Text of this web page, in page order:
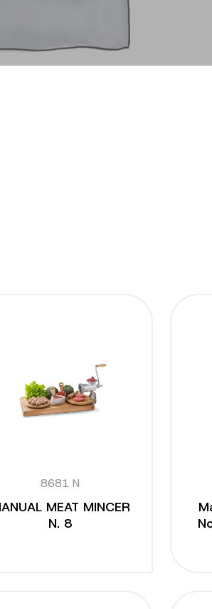
8681 N
MEAT MINCER
N. 8